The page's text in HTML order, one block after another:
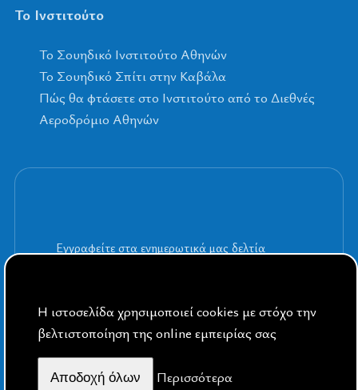
Το Ινστιτούτο
To Σουηδικό Ινστιτούτο Αθηνών
Το Σουηδικό Σπίτι στην Καβάλα
Πώς θα φτάσετε στο Ινστιτούτο από το Διεθνές
Αεροδρόμιο Αθηνών
Εγγραφείτε στα ενημερωτικά μας δελτία
By Public Sphere
Η ιστοσελίδα χρησιμοποιεί cookies με στόχο την
βελτιστοποίηση της online εμπειρίας σας
Aποδοχή όλων Περισσότερα